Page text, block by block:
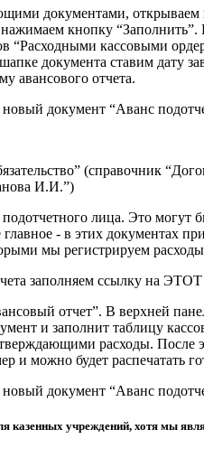
документами,
кнопку “Заполнить”.
“Расходными кассовыми
документа ставим дату
авансового отчета.
документ “Аванс
(справочник
И.И.”)
лица. Это могут
- в этих документах
мы регистрируем
заполняем ссылку на
отчет”. В верхней
и заполнит таблицу
расходы. После
и можно будет распечатать
документ “Аванс
казенных учреждений, хотя мы